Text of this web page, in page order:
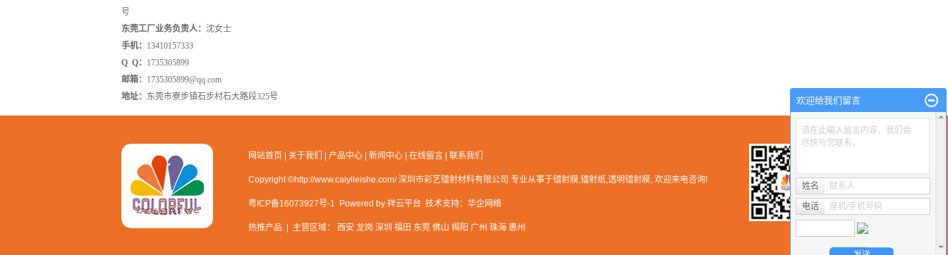
号
东莞工厂业务负责人： 沈女士
手机： 13410157333
Q Q： 1735305899
邮箱： 1735305899@qq.com
地址： 东莞市寮步镇石步村石大路段325号
网站首页 关于我们 产品中心 新闻中心 在线留言 联系我们
Copyright ©http://www.caiyileishe.com/ 深圳市彩艺镭射材料有限公司 专业从事于镭射膜,镭射纸,透明镭射膜, 欢迎来电咨询!
粤ICP备16073927号-1 Powered by 祥云平台 技术支持： 华企网络
热推产品 | 主营区域： 西安 龙岗 深圳 福田 东莞 佛山 揭阳 广州 珠海 惠州
欢迎给我们留言
请在此输入留言内容，我们会
尽快与您联系。
姓名 联系人
电话 座机/手机号码